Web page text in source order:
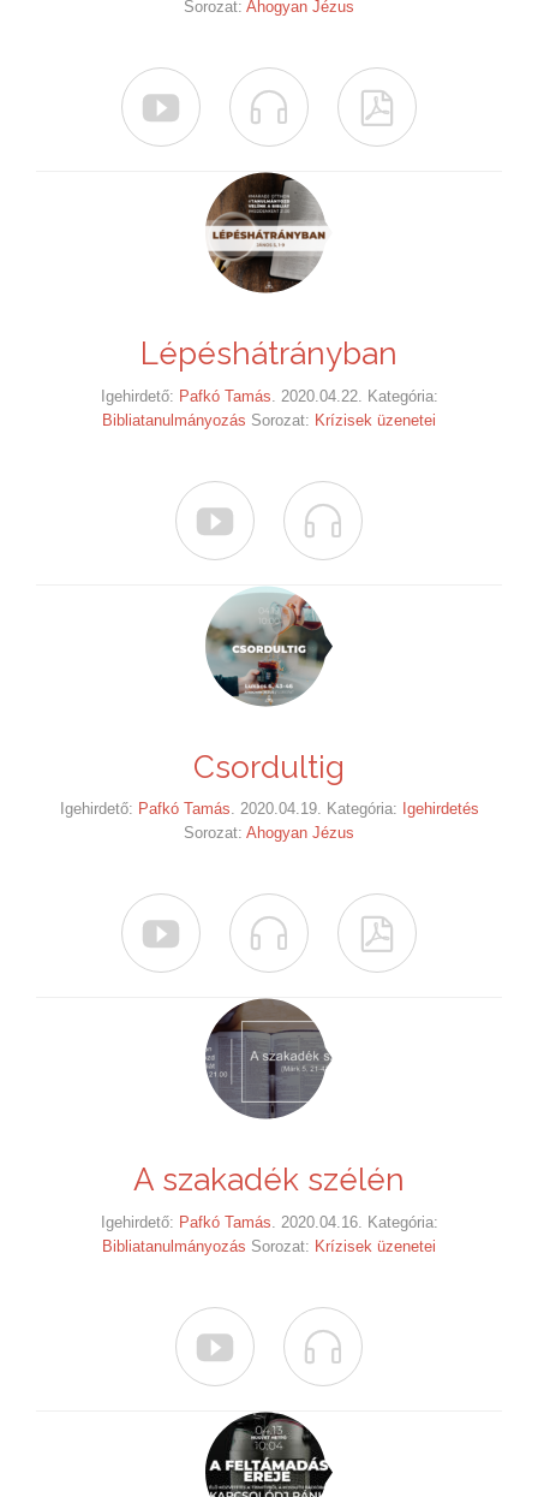
Sorozat: Ahogyan Jézus
  
Lépéshátrányban
Igehirdető: Pafkó Tamás . 2020.04.22. Kategória:
Bibliatanulmányozás Sorozat: Krízisek üzenetei
 
Csordultig
Igehirdető: Pafkó Tamás. 2020.04.19. Kategória: Igehirdetés
Sorozat: Ahogyan Jézus
  
A szakadék szélén
Igehirdető: Pafkó Tamás . 2020.04.16. Kategória:
Bibliatanulmányozás Sorozat: Krízisek üzenetei
 